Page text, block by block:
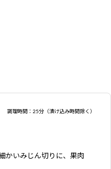
調理時間：25分（漬け込み時間除く）
かいみじん切りに、果肉